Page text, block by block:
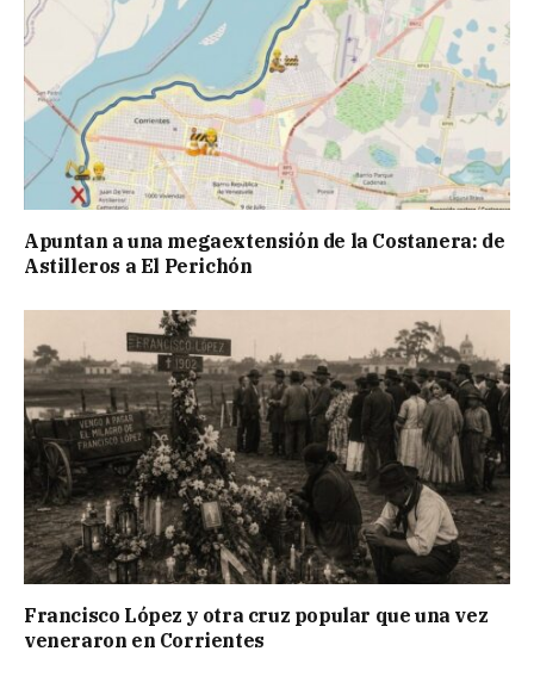
Apuntan a una megaextensión de la Costanera: de
Astilleros a El Perichón
Francisco López y otra cruz popular que una vez
veneraron en Corrientes